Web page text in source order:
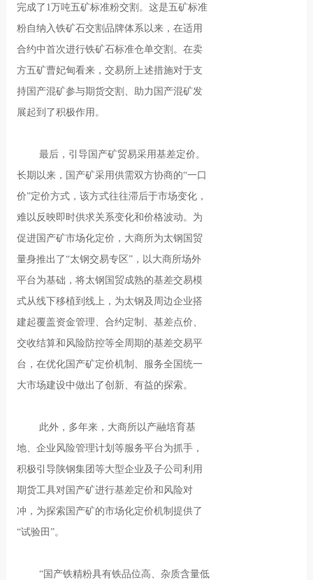
完成了1万吨五矿标准粉交割。这是五矿标准
粉自纳入铁矿石交割品牌体系以来，在适用
合约中首次进行铁矿石标准仓单交割。在卖
方五矿曹妃甸看来，交易所上述措施对于支
持国产混矿参与期货交割、助力国产混矿发
展起到了积极作用。
最后，引导国产矿贸易采用基差定价。
长期以来，国产矿采用供需双方协商的“一口
价”定价方式，该方式往往滞后于市场变化，
难以反映即时供求关系变化和价格波动。为
促进国产矿市场化定价，大商所为太钢国贸
量身推出了“太钢交易专区”，以大商所场外
平台为基础，将太钢国贸成熟的基差交易模
式从线下移植到线上，为太钢及周边企业搭
建起覆盖资金管理、合约定制、基差点价、
交收结算和风险防控等全周期的基差交易平
台，在优化国产矿定价机制、服务全国统一
大市场建设中做出了创新、有益的探索。
此外，多年来，大商所以产融培育基
地、企业风险管理计划等服务平台为抓手，
积极引导陕钢集团等大型企业及子公司利用
期货工具对国产矿进行基差定价和风险对
冲，为探索国产矿的市场化定价机制提供了
“试验田”。
“国产铁精粉具有铁品位高、杂质含量低